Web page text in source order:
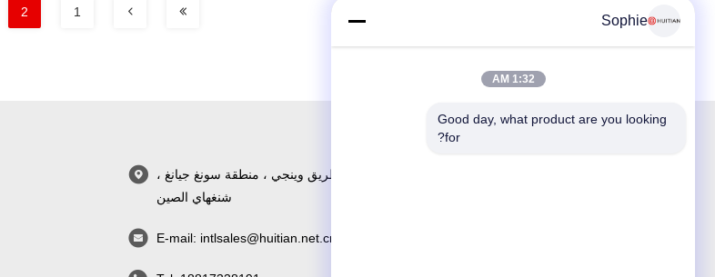
1
2
رقم 251 ، طريق وينجي ، منطقة سونغ جيانغ ،
شنغهاي الصين
E-mail: intlsales@huitian.net.cn
Sophie
1:32 AM
Good day, what product are you looking
for?